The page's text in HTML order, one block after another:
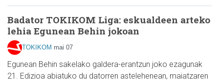
Badator TOKIKOM Liga: eskualdeen arteko
lehia Egunean Behin jokoan
TOKIKOM mai 07
Egunean Behin sakelako galdera-erantzun joko ezagunak
21. Edizioa abiatuko du datorren astelehenean, maiatzaren